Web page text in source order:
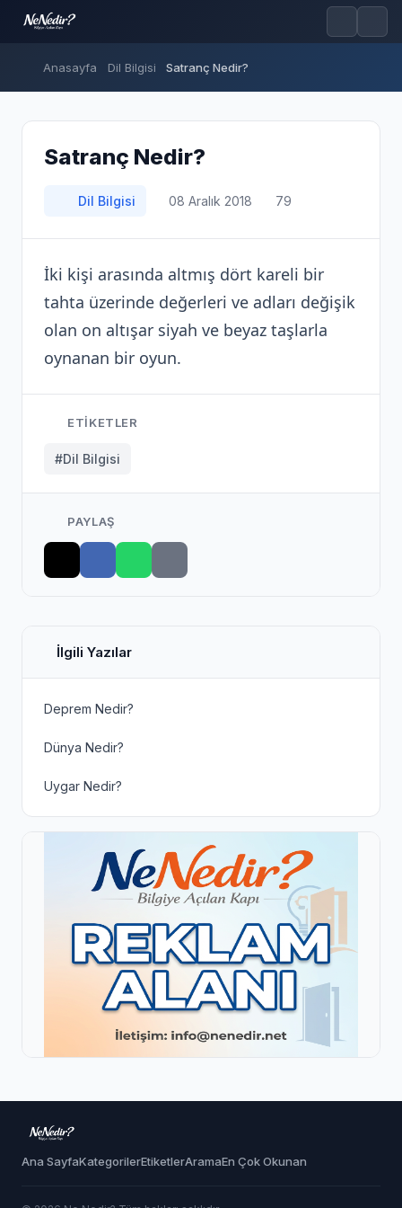
Anasayfa Dil Bilgisi Satranç Nedir?
Satranç Nedir?
Dil Bilgisi 08 Aralık 2018 79
İki kişi arasında altmış dört kareli bir
tahta üzerinde değerleri ve adları değişik
olan on altışar siyah ve beyaz taşlarla
oynanan bir oyun.
ETIKETLER
#Dil Bilgisi
PAYLAŞ
İlgili Yazılar
Deprem Nedir?
Dünya Nedir?
Uygar Nedir?
Ana SayfaKategorilerEtiketlerAramaEn Çok Okunan